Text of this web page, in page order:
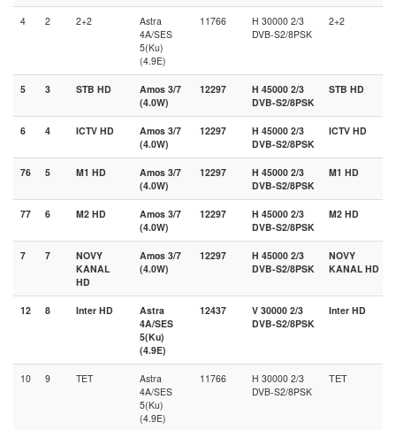
4 2 2+2
Astra
4A/SES
5(Ku)
(4.9E)
11766
H 30000 2/3
DVB-S2/8PSK
2+2
5 3 STB HD
Amos 3/7
(4.0W)
12297
H 45000 2/3
DVB-S2/8PSK
STB HD
6 4 ICTV HD
Amos 3/7
(4.0W)
12297
H 45000 2/3
DVB-S2/8PSK
ICTV HD
76 5 M1 HD
Amos 3/7
(4.0W)
12297
H 45000 2/3
DVB-S2/8PSK
M1 HD
77 6 M2 HD
Amos 3/7
(4.0W)
12297
H 45000 2/3
DVB-S2/8PSK
M2 HD
7 7
NOVY
KANAL
HD
Amos 3/7
(4.0W)
12297
H 45000 2/3
DVB-S2/8PSK
NOVY
KANAL HD
12 8 Inter HD
Astra
4A/SES
5(Ku)
(4.9E)
12437
V 30000 2/3
DVB-S2/8PSK
Inter HD
10 9 TET
Astra
4A/SES
5(Ku)
(4.9E)
11766
H 30000 2/3
DVB-S2/8PSK
ТЕТ